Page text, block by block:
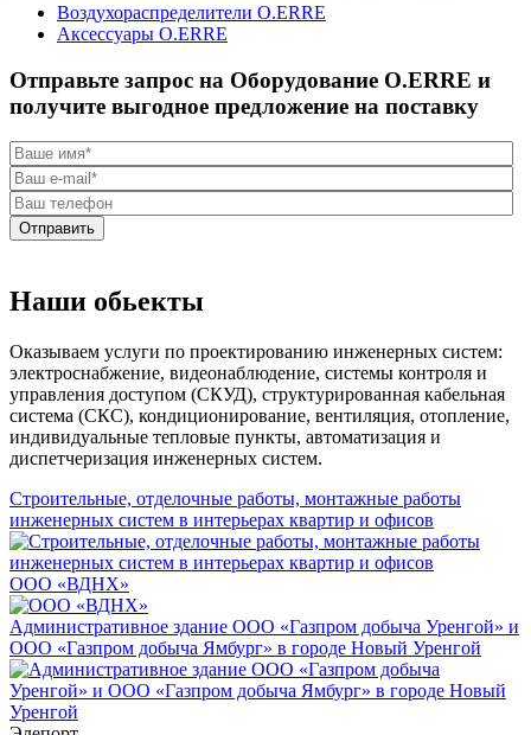
Воздухораспределители O.ERRE
Аксессуары O.ERRE
Отправьте запрос на Оборудование O.ERRE и
получите выгодное предложение на поставку
Отправить
Наши обьекты
Оказываем услуги по проектированию инженерных систем:
электроснабжение, видеонаблюдение, системы контроля и
управления доступом (СКУД), структурированная кабельная
система (СКС), кондиционирование, вентиляция, отопление,
индивидуальные тепловые пункты, автоматизация и
диспетчеризация инженерных систем.
Строительные, отделочные работы, монтажные работы
инженерных систем в интерьерах квартир и офисов
ООО «ВДНХ»
Административное здание ООО «Газпром добыча Уренгой» и
ООО «Газпром добыча Ямбург» в городе Новый Уренгой